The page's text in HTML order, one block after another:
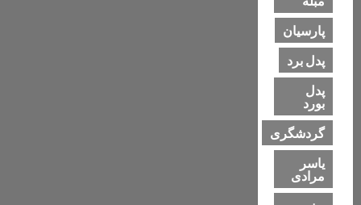
پارسیان
پدل برد
پدل
بورد
گردشگری
یاسر
مرادی